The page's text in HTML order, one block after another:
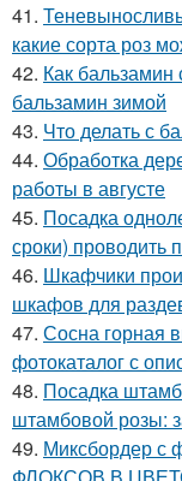
41.
какие сорта роз
42. Как бальзамин
бальзамин зимой
43. Что делать с
44. Обработка
работы в августе
45. Посадка
сроки) проводить
46. Шкафчики
шкафов для
47. Сосна горная
фотокаталог с
48. Посадка
штамбовой розы:
49. Миксбордер